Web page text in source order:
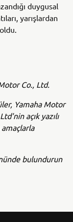
duygusal
yarışlardan
Co., Ltd.
Yamaha Motor
açık yazılı
bulundurun